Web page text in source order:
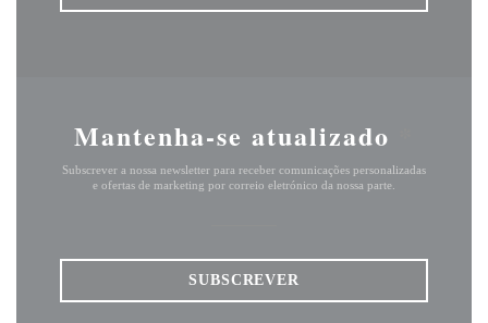
Mantenha-se atualizado
Subscrever a nossa newsletter para receber comunicações personalizadas
e ofertas de marketing por correio eletrónico da nossa parte.
SUBSCREVER